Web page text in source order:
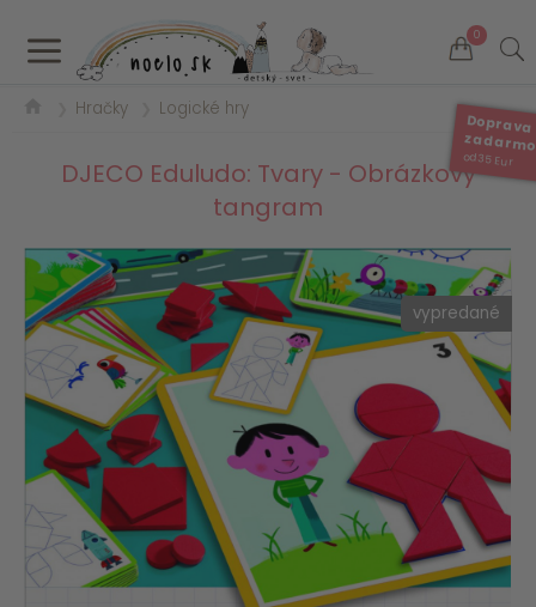
a 0
Doprava
od 35 Eur
Hračky Logické hry
DJECO Eduludo: Tvary - Obrázkový
tangram
vypredané